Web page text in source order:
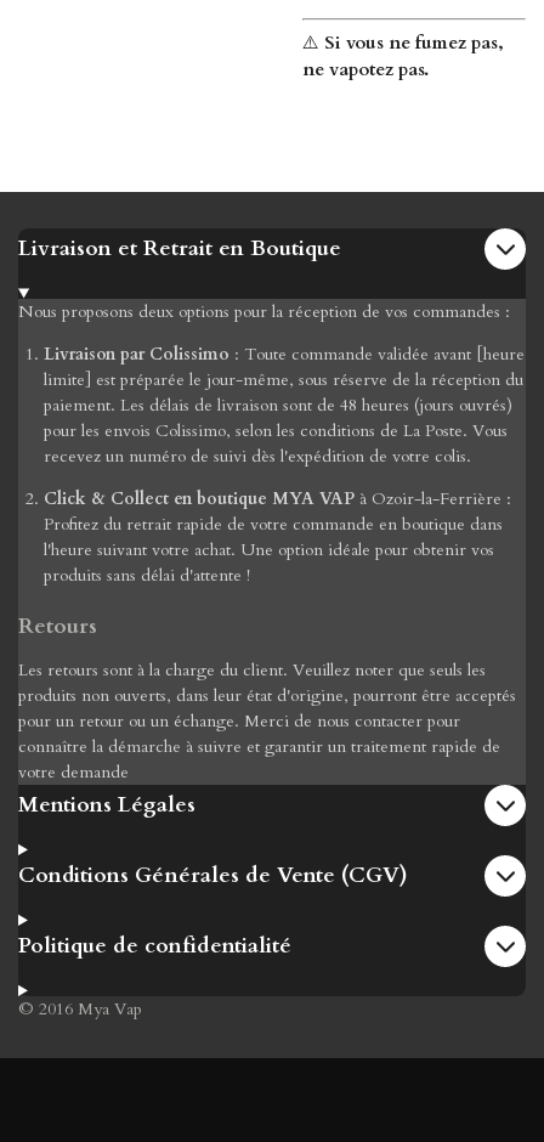
⚠️ Si vous ne fumez pas,
ne vapotez pas.
Livraison et Retrait en Boutique
Nous proposons deux options pour la réception de vos commandes :
Livraison par Colissimo : Toute commande validée avant [heure
limite] est préparée le jour-même, sous réserve de la réception du
paiement. Les délais de livraison sont de 48 heures (jours ouvrés)
pour les envois Colissimo, selon les conditions de La Poste. Vous
recevez un numéro de suivi dès l'expédition de votre colis.
Click & Collect en boutique MYA VAP à Ozoir-la-Ferrière :
Profitez du retrait rapide de votre commande en boutique dans
l'heure suivant votre achat. Une option idéale pour obtenir vos
produits sans délai d'attente !
Retours
Les retours sont à la charge du client. Veuillez noter que seuls les
produits non ouverts, dans leur état d'origine, pourront être acceptés
pour un retour ou un échange. Merci de nous contacter pour
connaître la démarche à suivre et garantir un traitement rapide de
votre demande
Mentions Légales
Conditions Générales de Vente (CGV)
Politique de confidentialité
© 2016 Mya Vap